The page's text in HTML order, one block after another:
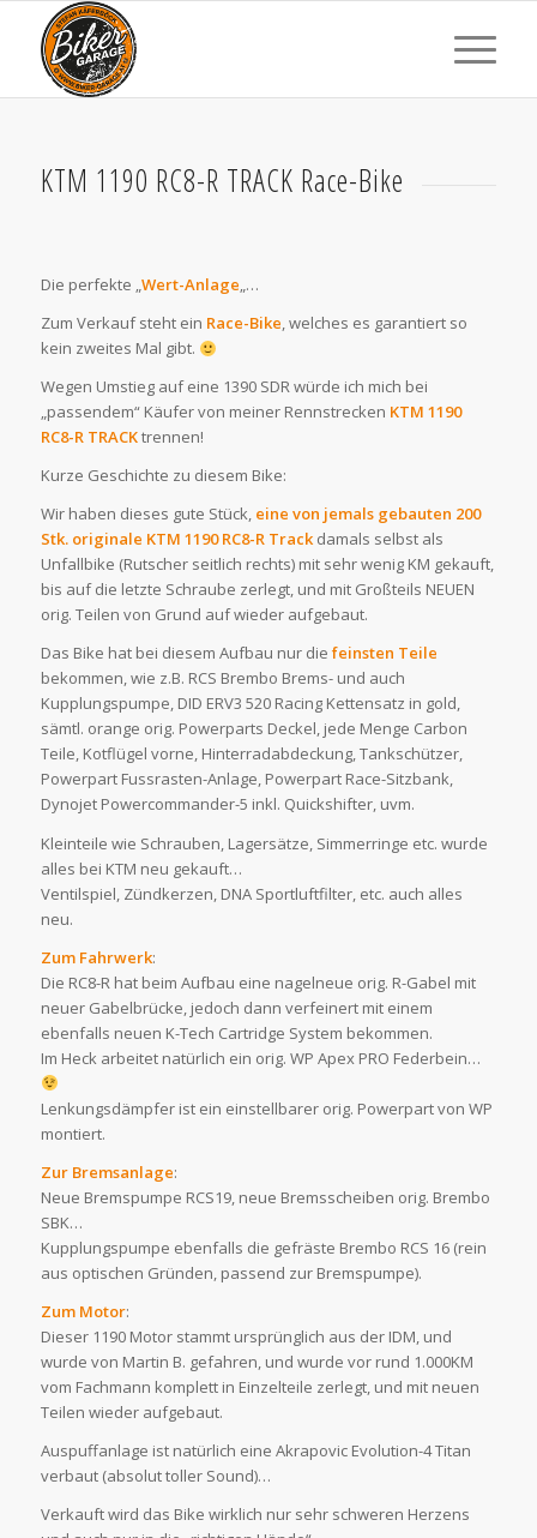
KTM 1190 RC8-R TRACK Race-Bike
Die perfekte „Wert-Anlage„…
Zum Verkauf steht ein Race-Bike, welches es garantiert so
kein zweites Mal gibt.
Wegen Umstieg auf eine 1390 SDR würde ich mich bei
„passendem“ Käufer von meiner Rennstrecken KTM 1190
RC8-R TRACKtrennen!
Kurze Geschichte zu diesem Bike:
Wir haben dieses gute Stück, eine von jemals gebauten 200
Stk. originale KTM 1190 RC8-R Trackdamals selbst als
Unfallbike (Rutscher seitlich rechts) mit sehr wenig KM gekauft,
bis auf die letzte Schraube zerlegt, und mit Großteils NEUEN
orig. Teilen von Grund auf wieder aufgebaut.
Das Bike hat bei diesem Aufbau nur die feinsten Teile
bekommen, wie z.B. RCS Brembo Brems- und auch
Kupplungspumpe, DID ERV3 520 Racing Kettensatz in gold,
sämtl. orange orig. Powerparts Deckel, jede Menge Carbon
Teile, Kotflügel vorne, Hinterradabdeckung, Tankschützer,
Powerpart Fussrasten-Anlage, Powerpart Race-Sitzbank,
Dynojet Powercommander-5 inkl. Quickshifter, uvm.
Kleinteile wie Schrauben, Lagersätze, Simmerringe etc. wurde
alles bei KTM neu gekauft…
Ventilspiel, Zündkerzen, DNA Sportluftfilter, etc. auch alles
neu.
Zum Fahrwerk:
Die RC8-R hat beim Aufbau eine nagelneue orig. R-Gabel mit
neuer Gabelbrücke, jedoch dann verfeinert mit einem
ebenfalls neuen K-Tech Cartridge System bekommen.
Im Heck arbeitet natürlich ein orig. WP Apex PRO Federbein…
Lenkungsdämpfer ist ein einstellbarer orig. Powerpart von WP
montiert.
Zur Bremsanlage:
Neue Bremspumpe RCS19, neue Bremsscheiben orig. Brembo
SBK…
Kupplungspumpe ebenfalls die gefräste Brembo RCS 16 (rein
aus optischen Gründen, passend zur Bremspumpe).
Zum Motor:
Dieser 1190 Motor stammt ursprünglich aus der IDM, und
wurde von Martin B. gefahren, und wurde vor rund 1.000KM
vom Fachmann komplett in Einzelteile zerlegt, und mit neuen
Teilen wieder aufgebaut.
Auspuffanlage ist natürlich eine Akrapovic Evolution-4 Titan
verbaut (absolut toller Sound)…
Verkauft wird das Bike wirklich nur sehr schweren Herzens